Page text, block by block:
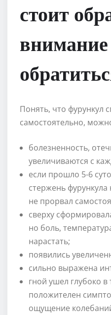
стоит
Понять, что фурункул
самостоятельно,
болезненность,
увеличиваются с
если прошло 5-6
стержень
не прорвал
сверху
но боль,
нарастать;
появились
сильно выражена
гной ушел глубоко
положителен
ощущение